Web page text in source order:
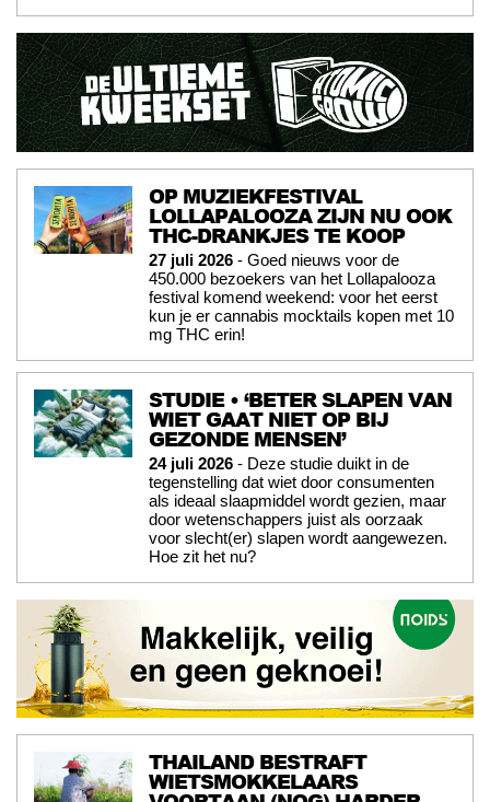
OP MUZIEKFESTIVAL
LOLLAPALOOZA ZIJN NU OOK
THC-DRANKJES TE KOOP
27 juli 2026 - Goed nieuws voor de
450.000 bezoekers van het Lollapalooza
festival komend weekend: voor het eerst
kun je er cannabis mocktails kopen met 10
mg THC erin!
STUDIE • ‘BETER SLAPEN VAN
WIET GAAT NIET OP BIJ
GEZONDE MENSEN’
24 juli 2026 - Deze studie duikt in de
tegenstelling dat wiet door consumenten
als ideaal slaapmiddel wordt gezien, maar
door wetenschappers juist als oorzaak
voor slecht(er) slapen wordt aangewezen.
Hoe zit het nu?
THAILAND BESTRAFT
WIETSMOKKELAARS